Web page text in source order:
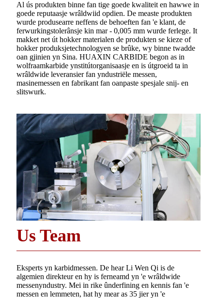
Al ús produkten binne fan tige goede kwaliteit en hawwe in
goede reputaasje wrâldwiid opdien. De measte produkten
wurde produsearre neffens de behoeften fan 'e klant, de
ferwurkingstolerânsje kin mar - 0,005 mm wurde ferlege. It
makket net út hokker materialen de produkten se kieze of
hokker produksjetechnologyen se brûke, wy binne twadde
oan gjinien yn Sina. HUAXIN CARBIDE begon as in
wolfraamkarbide ynstitútorganisaasje en is útgroeid ta in
wrâldwide leveransier fan yndustriële messen,
masinemessen en fabrikant fan oanpaste spesjale snij- en
slitswurk.
Us Team
Eksperts yn karbidmessen. De hear Li Wen Qi is de
algemien direkteur en hy is ferneamd yn 'e wrâldwide
messenyndustry. Mei in rike ûnderfining en kennis fan 'e
messen en lemmeten, hat hy mear as 35 jier yn 'e